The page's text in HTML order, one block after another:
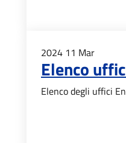
2024 11 Mar
Elenco
Elenco degli uffici